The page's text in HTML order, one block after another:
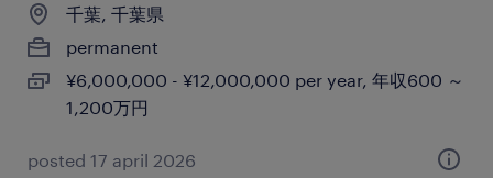
千葉, 千葉県
permanent
¥6,000,000 - ¥12,000,000 per year, 年収600 ～
1,200万円
posted 17 april 2026